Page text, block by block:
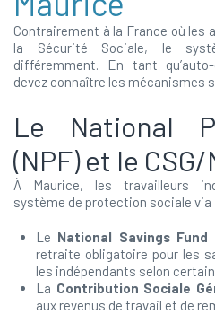
Contrairement à la France où
la Sécurité Sociale, le
différemment. En tant
devez connaître les mécanismes
Le National
(NPF) et le CSG/
À Maurice, les travailleurs
système de protection sociale via
Le National Savings Fund
retraite obligatoire pour les
les indépendants selon
La Contribution Sociale
aux revenus de travail et de